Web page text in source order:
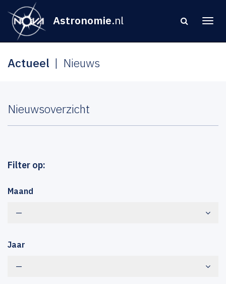
Astronomie.nl
Actueel Nieuws
Nieuwsoverzicht
Filter op:
Maand
—
Jaar
—